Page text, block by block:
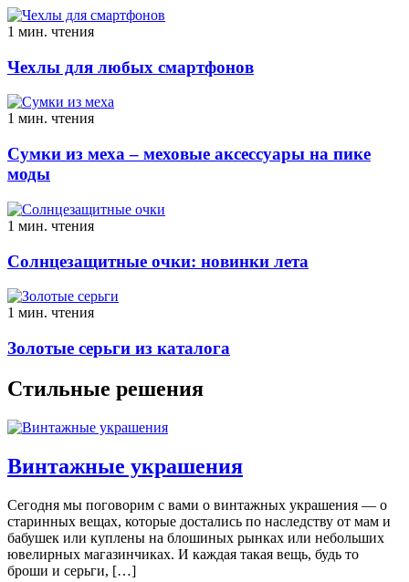
1 мин. чтения
Чехлы для любых смартфонов
1 мин. чтения
Сумки из меха – меховые аксессуары на пике
моды
1 мин. чтения
Солнцезащитные очки: новинки лета
1 мин. чтения
Золотые серьги из каталога
Стильные решения
Винтажные украшения
Сегодня мы поговорим с вами о винтажных украшения — о
старинных вещах, которые достались по наследству от мам и
бабушек или куплены на блошиных рынках или небольших
ювелирных магазинчиках. И каждая такая вещь, будь то
броши и серьги, […]